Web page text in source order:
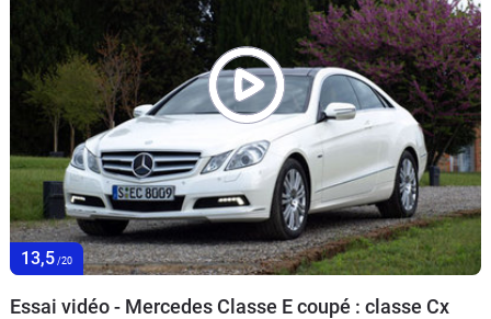
13,5 /20
Essai vidéo - Mercedes Classe E coupé : classe Cx